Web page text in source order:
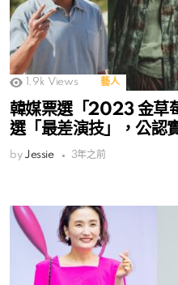
1.9k Views 藝人
韓媒票選「2023 金草
選「最差演技」，公認
by Jessie 3年之前